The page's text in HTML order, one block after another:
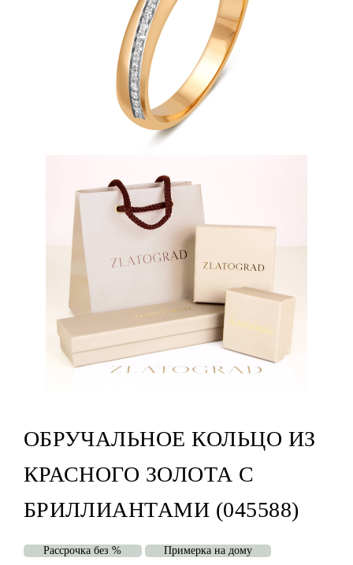
ОБРУЧАЛЬНОЕ КОЛЬЦО ИЗ
КРАСНОГО ЗОЛОТА С
БРИЛЛИАНТАМИ (045588)
Рассрочка без % Примерка на дому